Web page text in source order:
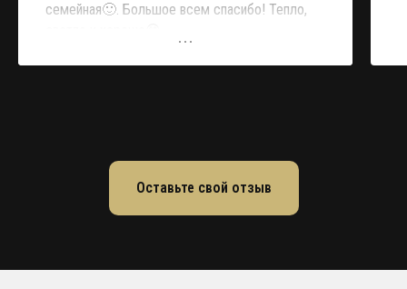
семейная🙂. Большое всем спасибо! Тепло,
Оставьте свой отзыв